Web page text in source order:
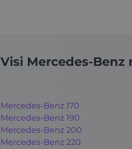
Visi Mercedes-Benz
Mercedes-Benz 170
Mercedes-Benz 190
Mercedes-Benz 200
Mercedes-Benz 220